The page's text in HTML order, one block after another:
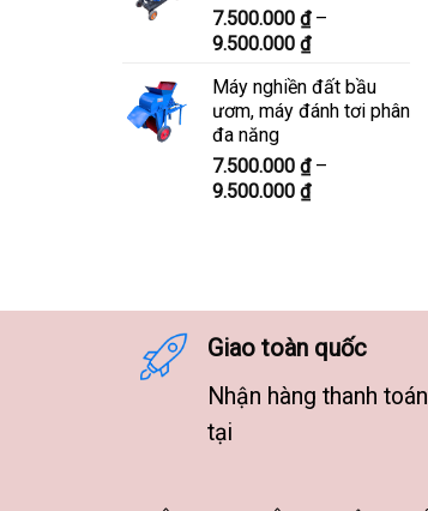
đến
7.500.000 ₫ –
9.500.000 ₫Khoảng
từ
7.500.000 ₫
9.500.000 ₫
Máy nghiền đất bầu
ươm, máy đánh tơi phân
đa năng
7.500.000 ₫ –
9.500.000 ₫Khoảng
9.500.000 ₫
Giao toàn quốc
Nhận hàng thanh toán
tại